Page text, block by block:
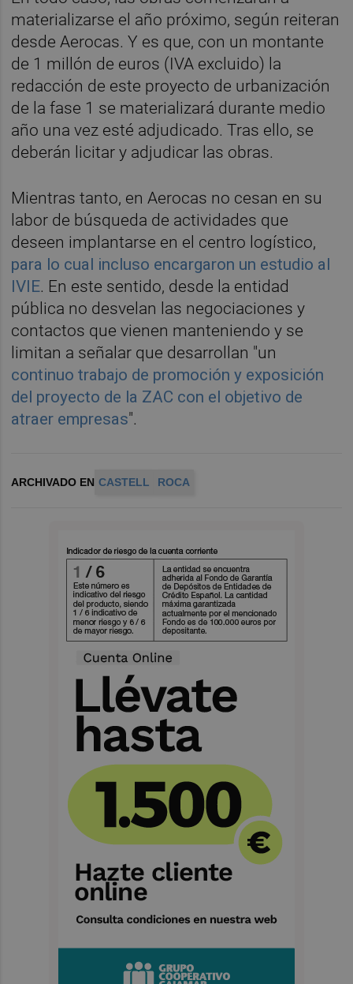
materializarse el año próximo, según reiteran
desde Aerocas. Y es que, con un montante
de 1 millón de euros (IVA excluido) la
redacción de este proyecto de urbanización
de la fase 1 se materializará durante medio
año una vez esté adjudicado. Tras ello, se
deberán licitar y adjudicar las obras.
Mientras tanto, en Aerocas no cesan en su
labor de búsqueda de actividades que
deseen implantarse en el centro logístico,
para lo cual incluso encargaron un estudio al
IVIE. En este sentido, desde la entidad
pública no desvelan las negociaciones y
contactos que vienen manteniendo y se
limitan a señalar que desarrollan "un
continuo trabajo de promoción y exposición
del proyecto de la ZAC con el objetivo de
atraer empresas".
ARCHIVADO EN CASTELL ROCA